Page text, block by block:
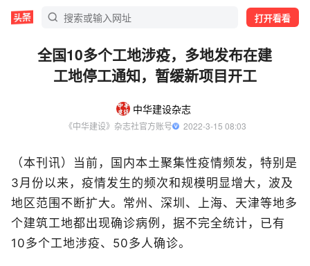
打开看看
全国10多个工地涉疫，多地发布在建
工地停工通知，暂缓新项目开工
中华建设杂志
《中华建设》杂志社官方账号
  2022-3-15 08:03
（本刊讯）当前，国内本土聚集性疫情频发，特别是
3月份以来，疫情发生的频次和规模明显增大，波及
地区范围不断扩大。常州、深圳、上海、天津等地多
个建筑工地都出现确诊病例，据不完全统计，已有
10多个工地涉疫、50多人确诊。